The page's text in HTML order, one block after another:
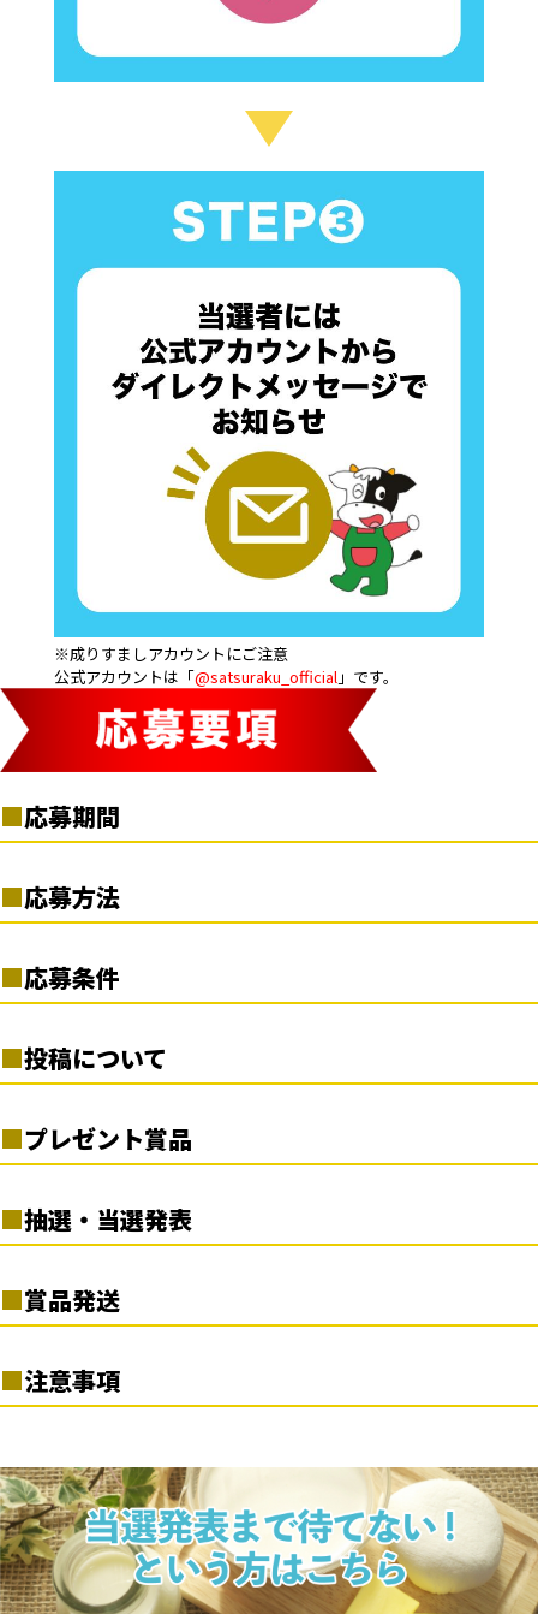
※成りすましアカウントにご注意
公式アカウントは「@satsuraku_official」です。
応募期間
応募方法
ォロー。
2. キャンペーン対象の投稿に「いいね」を実施。
3. 当選された場合、3月中旬以降に、ご応募いただいたInstagram
アカウントあてに、当組合の公式Instagramアカウントからダイレク
ージにておしらせしたURLから、賞品配送先に要する情報を定めら
れた期日までにご登録完了いただくことで、当選が確定となりま
応募条件
さい。ご応募をもって同意いただいたとみなします。
・未成年の方は、保護者の了解を得たうえでご応募ください。
・当キャンペーンは、複数回のご応募が可能です。
・日本国内在住の方のみ、応募可能となります。
せていただきます。
・当選通知は、ご投稿いただいたInstagramのアカウントあてに、ダ
組合の公式Instagramアカウントをフォローしていない場合、ダイ
レクトメッセージを受信拒否設定している場合など、ご連絡が不可
意をお願いいたします。
・ご応募にはInstagramのアカウントが必要となります。
りますのでご注意ください。
・応募完了から賞品お受け取りまでの期間内に、一度でもアカウン
トを非公開にされたり、当組合の公式Instagramアカウントのフォ
ローを解除された場合は、ご応募は無効となり当選権利も無効と
なりますので、あらかじめご留意ください。
投稿について
因に、投稿や応募が完了できなかった場合でも、当組合では一切
の責任は負いかねます。
プレゼント賞品
ト）×100名様
抽選・当選発表
す。
当選者には、当組合の公式Instagramアカウントからダイレクト
メッセージにてご連絡申し上げます。
※成りすましアカウントにご注意ください。
す。
当選通知は3月中旬以降を予定しておりますが、諸事情により
ご連絡が遅れる場合もございます。あらかじめご了承くださ
い。
当選ご連絡の際、あらかじめ設定させていただく期日までに、
賞品発送
※賞品の発送は、日本国内に限らせていただきます。国外への情
報登録の場合、当選は無効とさせていただきます。
ざいます。
※賞品の配送日時や配送方法、配送業者の指定はできません。
※同一住所で複数登録された場合は、重複分の当選を無効とさせ
ていただきます。
注意事項
権利が無効となる場合がございます。
・本キャンペーンの利用規約、Instagramの定める規約に反する不
正な利用が確認できた場合は、当組合キャンペーン事務局の判断
にて予告なしに応募・当選を無効とさせていただことがあります。
・抽選や当選に関するご質問にはお応えしておりません。